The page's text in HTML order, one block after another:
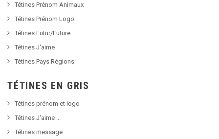
Tétines Prénom Animaux
Tétines Prénom Logo
Tétines Futur/Future
Tétines J'aime
Tétines Pays Régions
TÉTINES EN GRIS
Tétines prénom et logo
Tétines J'aime ...
Tétines message